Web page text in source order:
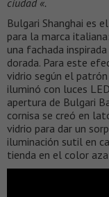
Bulgari Shanghai es
para la marca
una fachada
dorada. Para este
vidrio según el
iluminó con luces
apertura de Bulgari
cornisa se creó en
vidrio para dar un
iluminación sutil en
tienda en el color